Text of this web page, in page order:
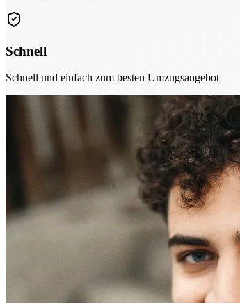
Schnell
Schnell und einfach zum besten Umzugsangebot